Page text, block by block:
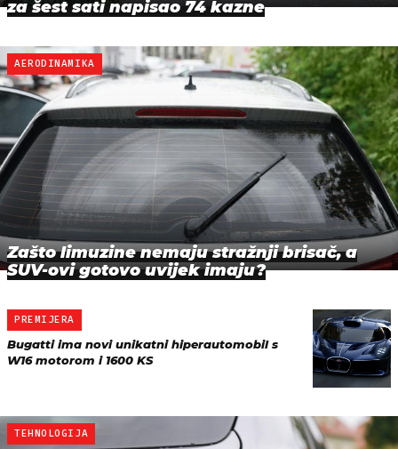
za šest sati napisao 74 kazne
AERODINAMIKA
Zašto limuzine nemaju stražnji brisač, a
SUV-ovi gotovo uvijek imaju?
PREMIJERA
Bugatti ima novi unikatni hiperautomobil s
W16 motorom i 1600 KS
TEHNOLOGIJA